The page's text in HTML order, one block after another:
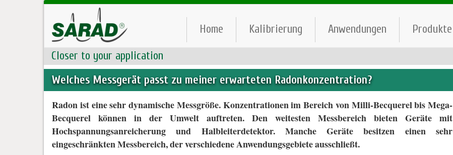
Home Kalibrierung Anwendungen Produkte
Closer to your application
Welches Messgerät passt zu meiner erwarteten Radonkonzentration?
Radon ist eine sehr dynamische Messgröße. Konzentrationen im Bereich von Milli-Becquerel bis Mega-
Becquerel können in der Umwelt auftreten. Den weitesten Messbereich bieten Geräte mit
Hochspannungsanreicherung und Halbleiterdetektor. Manche Geräte besitzen einen sehr
eingeschränkten Messbereich, der verschiedene Anwendungsgebiete ausschließt.